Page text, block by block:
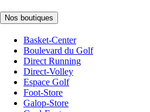
Nos boutiques
Basket-Center
Boulevard du Golf
Direct Running
Direct-Volley
Espace Golf
Foot-Store
Galop-Store